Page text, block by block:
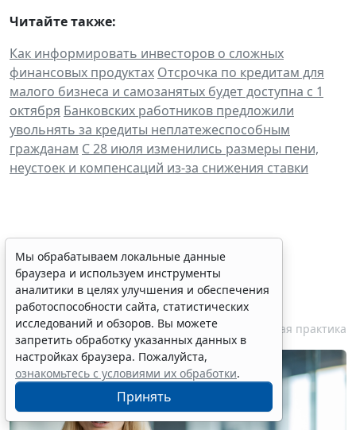
Читайте также:
Как информировать инвесторов о сложных
финансовых продуктах Отсрочка по кредитам для
малого бизнеса и самозанятых будет доступна с 1
октября Банковских работников предложили
увольнять за кредиты неплатежеспособным
гражданам С 28 июля изменились размеры пени,
неустоек и компенсаций из-за снижения ставки
Персональные данные
медработника недопустимо
публиковать без его согласия
7 августа 2026 18:27 Судебная практика
Мы обрабатываем локальные данные
браузера и используем инструменты
аналитики в целях улучшения и обеспечения
работоспособности сайта, статистических
исследований и обзоров. Вы можете
запретить обработку указанных данных в
настройках браузера. Пожалуйста,
ознакомьтесь с условиями их обработки.
Принять